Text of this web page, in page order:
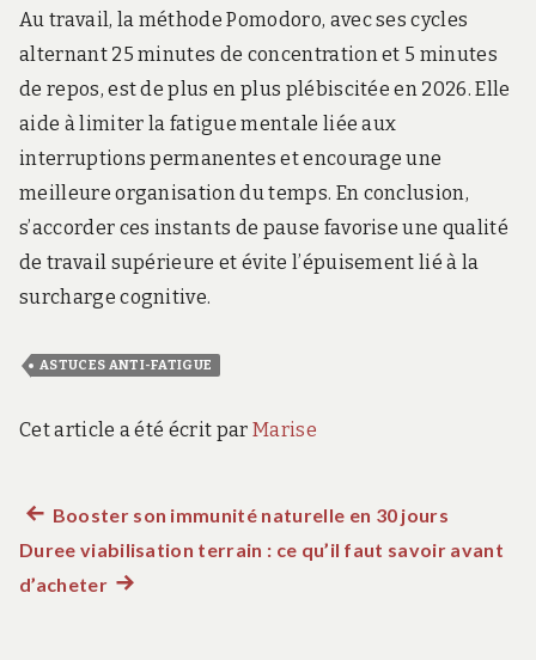
Au travail, la méthode Pomodoro, avec ses cycles
alternant 25 minutes de concentration et 5 minutes
de repos, est de plus en plus plébiscitée en 2026. Elle
aide à limiter la fatigue mentale liée aux
interruptions permanentes et encourage une
meilleure organisation du temps. En conclusion,
s’accorder ces instants de pause favorise une qualité
de travail supérieure et évite l’épuisement lié à la
surcharge cognitive.
ASTUCES ANTI-FATIGUE
Cet article a été écrit par Marise
Navigation
de
Article
précédent :
Booster son immunité naturelle en 30 jours
Duree viabilisation terrain : ce qu’il faut savoir avant
d’acheterArticle